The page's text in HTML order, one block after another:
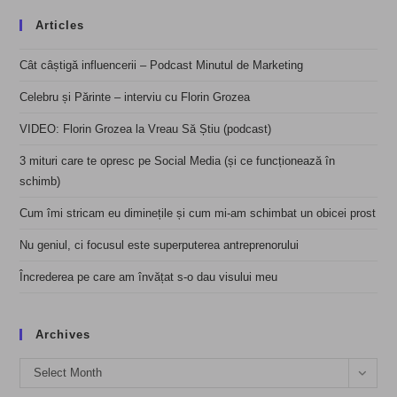
Articles
Cât câștigă influencerii – Podcast Minutul de Marketing
Celebru și Părinte – interviu cu Florin Grozea
VIDEO: Florin Grozea la Vreau Să Știu (podcast)
3 mituri care te opresc pe Social Media (și ce funcționează în
schimb)
Cum îmi stricam eu diminețile și cum mi-am schimbat un obicei prost
Nu geniul, ci focusul este superputerea antreprenorului
Încrederea pe care am învățat s-o dau visului meu
Archives
Archives
Select Month